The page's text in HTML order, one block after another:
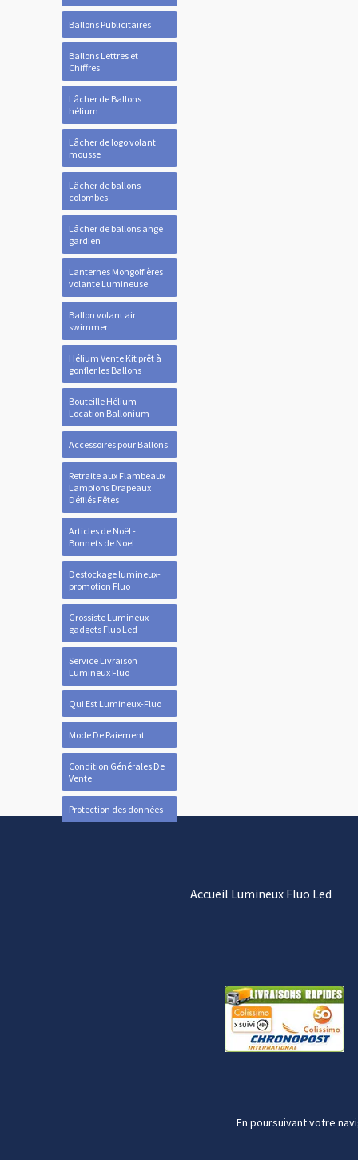
Ballons Publicitaires
Ballons Lettres et
Chiffres
Lâcher de Ballons
hélium
Lâcher de logo volant
mousse
Lâcher de ballons
colombes
Lâcher de ballons ange
gardien
Lanternes Mongolfières
volante Lumineuse
Ballon volant air
swimmer
Hélium Vente Kit prêt à
gonfler les Ballons
Bouteille Hélium
Location Ballonium
Accessoires pour Ballons
Retraite aux Flambeaux
Lampions Drapeaux
Défilés Fêtes
Articles de Noël -
Bonnets de Noel
Destockage lumineux-
promotion Fluo
Grossiste Lumineux
gadgets Fluo Led
Service Livraison
Lumineux Fluo
Qui Est Lumineux-Fluo
Mode De Paiement
Condition Générales De
Vente
Protection des données
Accueil Lumineux Fluo Led
En poursuivant votre